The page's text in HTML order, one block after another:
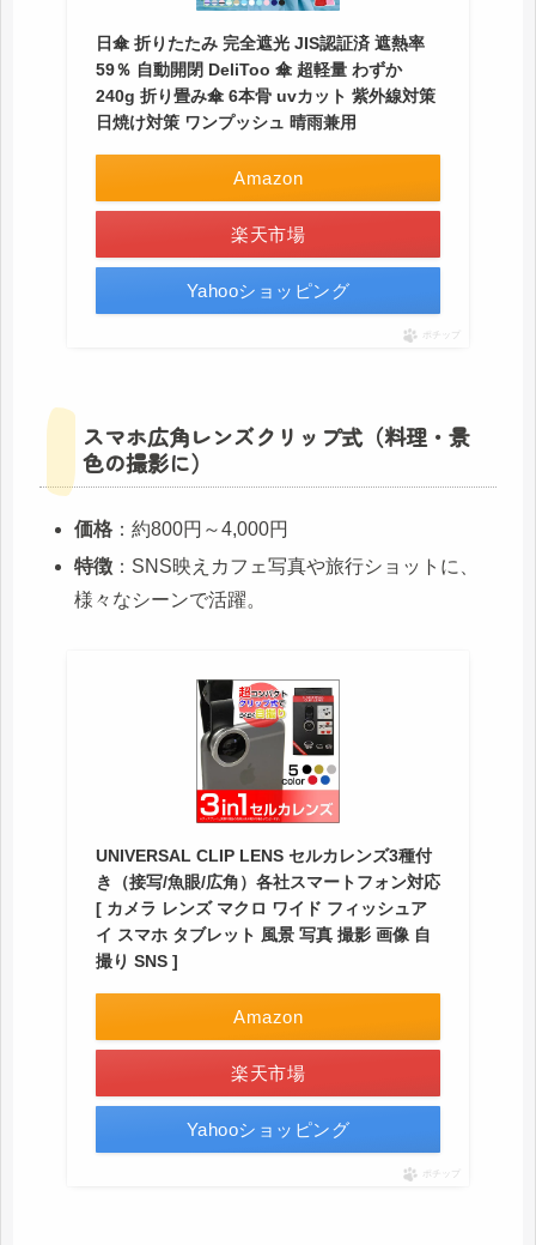
日傘 折りたたみ 完全遮光 JIS認証済 遮熱率
59％ 自動開閉 DeliToo 傘 超軽量 わずか
240g 折り畳み傘 6本骨 uvカット 紫外線対策
日焼け対策 ワンプッシュ 晴雨兼用
Amazon
楽天市場
Yahooショッピング
ポチップ
スマホ広角レンズクリップ式（料理・景
色の撮影に）
価格 ：約800円～4,000円
特徴 ：SNS映えカフェ写真や旅行ショットに、
様々なシーンで活躍。
UNIVERSAL CLIP LENS セルカレンズ3種付
き（接写/魚眼/広角）各社スマートフォン対応
[ カメラ レンズ マクロ ワイド フィッシュア
イ スマホ タブレット 風景 写真 撮影 画像 自
撮り SNS ]
Amazon
楽天市場
Yahooショッピング
ポチップ